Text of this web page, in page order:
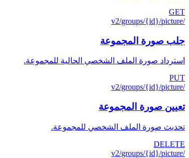
GET
/v2/groups/{id}/picture
جلب صورة المجموعة
استرداد صورة الملف الشخصي الحالية للمجموعة.
PUT
/v2/groups/{id}/picture
تعيين صورة المجموعة
تحديث صورة الملف الشخصي للمجموعة.
DELETE
/v2/groups/{id}/picture